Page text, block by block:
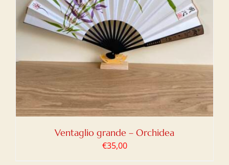
Ventaglio grande – Orchidea
€35,00